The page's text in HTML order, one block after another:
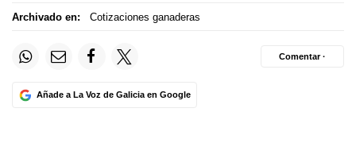
Archivado en: Cotizaciones ganaderas
Añade a La Voz de Galicia en Google
Comentar ·